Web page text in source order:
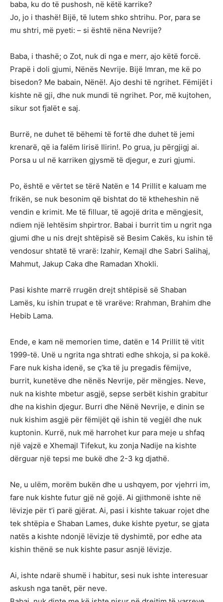
baba, ku do të pushosh, në këtë karrike?
Jo, jo i thashë! Bijë, të lutem shko shtrihu. Por, para se
mu shtri, më pyeti: – si është nëna Nevrije?
Baba, i thashë; o Zot, nuk di nga e merr, ajo këtë forcë.
Prapë i doli gjumi, Nënës Nevrije. Bijë Imran, me kë po
bisedon? Me babain, Nënë!. Ajo deshi të ngrihet. Fëmijët i
kishte në gji, dhe nuk mundi të ngrihet. Por, më kujtohen,
sikur sot fjalët e saj.
Burrë, ne duhet të bëhemi të fortë dhe duhet të jemi
krenarë, që ia falëm lirisë Ilirin!. Po grua, ju përgjigj ai.
Porsa u ul në karriken gjysmë të djegur, e zuri gjumi.
Po, është e vërtet se tërë Natën e 14 Prillit e kaluam me
frikën, se nuk besonim që bishtat do të ktheheshin në
vendin e krimit. Me të filluar, të agojë drita e mëngjesit,
ndiem një lehtësim shpirtror. Babai i burrit tim u ngrit nga
gjumi dhe u nis drejt shtëpisë së Besim Cakës, ku ishin të
vendosur shtatë të vrarë: Izahir, Kemajl dhe Sabri Salihaj,
Mahmut, Jakup Caka dhe Ramadan Xhokli.
Pasi kishte marrë rrugën drejt shtëpisë së Shaban
Lamës, ku ishin trupat e të vrarëve: Rrahman, Brahim dhe
Hebib Lama.
Ende, e kam në memorien time, datën e 14 Prillit të vitit
1999-të. Unë u ngrita nga shtrati edhe shkoja, si pa kokë.
Fare nuk kisha idenë, se ç’ka të ju pregadis fëmijve,
burrit, kunetëve dhe nënës Nevrije, për mëngjes. Neve,
nuk na kishte mbetur asgjë, sepse serbët kishin grabitur
dhe na kishin djegur. Burri dhe Nënë Nevrije, e dinin se
nuk kishim asgjë për fëmijët që ishin të vegjël dhe nuk
kuptonin. Kurrë, nuk më harrohet kur para meje u shfaq
një vajzë e Xhemajl Tifekut, ku zonja Nadije na kishte
dërguar një tepsi me bukë dhe 2-3 kg djathë.
Ne, u ulëm, morëm bukën dhe u ushqyem, por vjehrri im,
fare nuk kishte futur gjë në gojë. Ai gjithmonë ishte në
lëvizje për t’i parë gjërat. Ai, pasi i kishte takuar rojet dhe
tek shtëpia e Shaban Lames, duke kishte pyetur, se gjata
natës a kishte ndonjë lëvizje të dyshimtë, por edhe ata
kishin thënë se nuk kishte pasur asnjë lëvizje.
Ai, ishte ndarë shumë i habitur, sesi nuk ishte interesuar
askush nga tanët, për neve.